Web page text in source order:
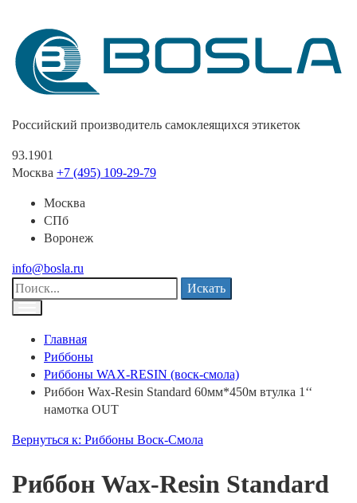
Российский производитель самоклеящихся этикеток
93.1901
Москва +7 (495) 109-29-79
Москва
СПб
Воронеж
info@bosla.ru
Искать
Главная
Риббоны
Риббоны WAX-RESIN (воск-смола)
Риббон Wax-Resin Standard 60мм*450м втулка 1‘‘
намотка OUT
Вернуться к: Риббоны Воск-Смола
Риббон Wax-Resin Standard